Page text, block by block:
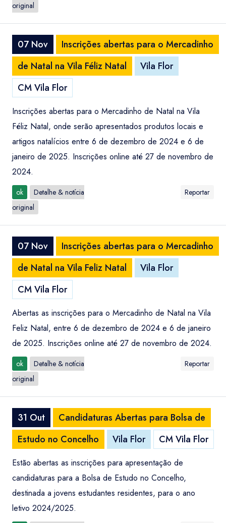
original
07 Nov
Inscrições abertas para o Mercadinho
de Natal na Vila Féliz Natal
Vila Flor
CM Vila Flor
Inscrições abertas para o Mercadinho de Natal na Vila
Féliz Natal, onde serão apresentados produtos locais e
artigos natalícios entre 6 de dezembro de 2024 e 6 de
janeiro de 2025. Inscrições online até 27 de novembro de
2024.
ok
Detalhe & notícia
original
Reportar
07 Nov
Inscrições abertas para o Mercadinho
de Natal na Vila Feliz Natal
Vila Flor
CM Vila Flor
Abertas as inscrições para o Mercadinho de Natal na Vila
Feliz Natal, entre 6 de dezembro de 2024 e 6 de janeiro
de 2025. Inscrições online até 27 de novembro de 2024.
ok
Detalhe & notícia
original
Reportar
31 Out
Candidaturas Abertas para Bolsa de
Estudo no Concelho
Vila Flor CM Vila Flor
Estão abertas as inscrições para apresentação de
candidaturas para a Bolsa de Estudo no Concelho,
destinada a jovens estudantes residentes, para o ano
letivo 2024/2025.